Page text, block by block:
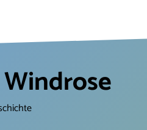
mit besonders
behilflich
Der große